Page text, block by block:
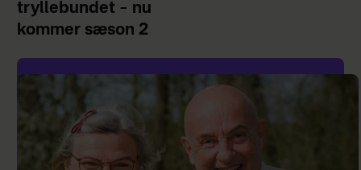
tryllebundet – nu
kommer sæson 2